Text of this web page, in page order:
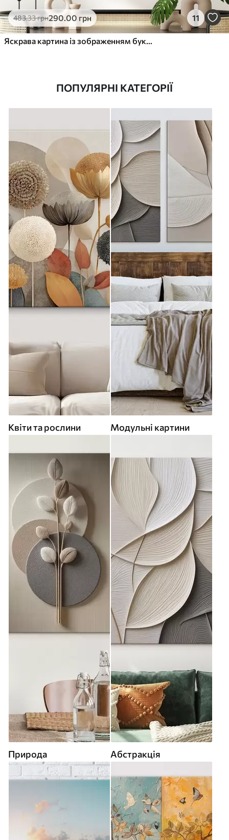
483.33грн290.00 грн 11
ПОПУЛЯРНІ КАТЕГОРІЇ
Квіти та рослини Модульні картини
Природа Абстракція